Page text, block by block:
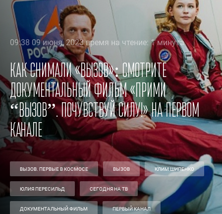
09:38 09 июня, 2023 время на чтение: 1 минута
Как снимали «Вызов»: смотрите
документальный фильм «Прими
“Вызов”. Почувствуй силу!» на Первом
канале
ВЫЗОВ. ПЕРВЫЕ В КОСМОСЕ ВЫЗОВ КЛИМ ШИПЕНКО
ЮЛИЯ ПЕРЕСИЛЬД СЕГОДНЯ НА ТВ
ДОКУМЕНТАЛЬНЫЙ ФИЛЬМ ПЕРВЫЙ КАНАЛ